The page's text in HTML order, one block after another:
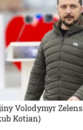
Volodymyr
Kotian)